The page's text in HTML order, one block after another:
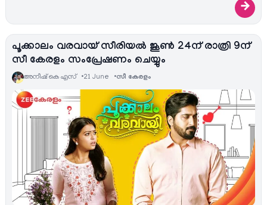
→
പൂക്കാലം വരവായ് സീരിയല്‍ ജൂണ്‍ 24ന് രാത്രി 9ന്
സീ കേരളം സംപ്രേഷണം ചെയ്യും
അനീഷ്‌ കെ എസ് 21 June സീ കേരളം